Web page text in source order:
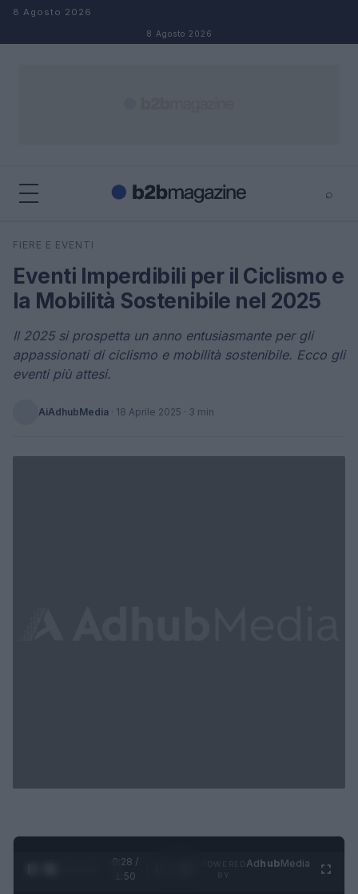
Salta al contenuto
8 Agosto 2026
8 Agosto 2026
⌕
Cerca
FIERE E EVENTI
Eventi Imperdibili per il Ciclismo e
la Mobilità Sostenibile nel 2025
Il 2025 si prospetta un anno entusiasmante per gli
appassionati di ciclismo e mobilità sostenibile. Ecco gli
eventi più attesi.
AiAdhubMedia · 18 Aprile 2025 · 3 min
0:28 /
1:50
AdhubMedia